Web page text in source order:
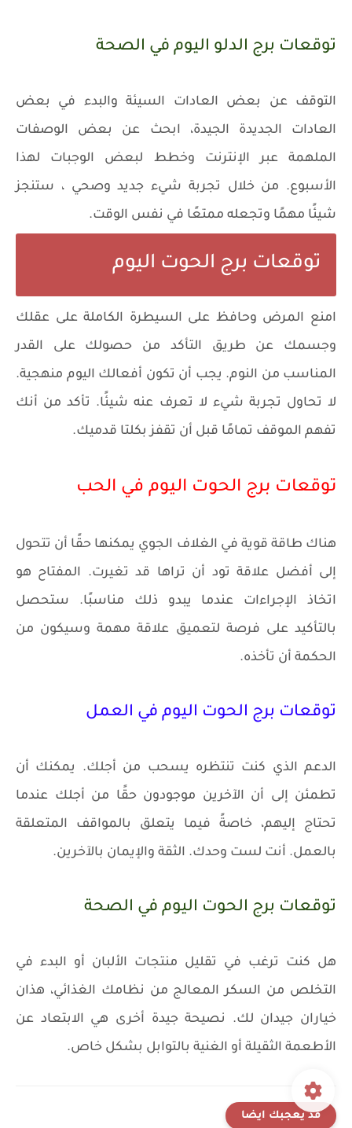
توقعات برج الدلو اليوم في الصحة
التوقف عن بعض العادات السيئة والبدء في بعض
العادات الجديدة الجيدة، ابحث عن بعض الوصفات
الملهمة عبر الإنترنت وخطط لبعض الوجبات لهذا
الأسبوع. من خلال تجربة شيء جديد وصحي ، ستنجز
شيئًا مهمًا وتجعله ممتعًا في نفس الوقت.
توقعات برج الحوت اليوم
امنع المرض وحافظ على السيطرة الكاملة على عقلك
وجسمك عن طريق التأكد من حصولك على القدر
المناسب من النوم. يجب أن تكون أفعالك اليوم منهجية.
لا تحاول تجربة شيء لا تعرف عنه شيئًا. تأكد من أنك
تفهم الموقف تمامًا قبل أن تقفز بكلتا قدميك.
توقعات برج الحوت اليوم في الحب
هناك طاقة قوية في الغلاف الجوي يمكنها حقًا أن تتحول
إلى أفضل علاقة تود أن تراها قد تغيرت. المفتاح هو
اتخاذ الإجراءات عندما يبدو ذلك مناسبًا. ستحصل
بالتأكيد على فرصة لتعميق علاقة مهمة وسيكون من
الحكمة أن تأخذه.
توقعات برج الحوت اليوم في العمل
الدعم الذي كنت تنتظره يسحب من أجلك. يمكنك أن
تطمئن إلى أن الآخرين موجودون حقًا من أجلك عندما
تحتاج إليهم، خاصةً فيما يتعلق بالمواقف المتعلقة
بالعمل. أنت لست وحدك. الثقة والإيمان بالآخرين.
توقعات برج الحوت اليوم في الصحة
هل كنت ترغب في تقليل منتجات الألبان أو البدء في
التخلص من السكر المعالج من نظامك الغذائي، هذان
خياران جيدان لك. نصيحة جيدة أخرى هي الابتعاد عن
الأطعمة الثقيلة أو الغنية بالتوابل بشكل خاص.
قد يعجبك ايضا